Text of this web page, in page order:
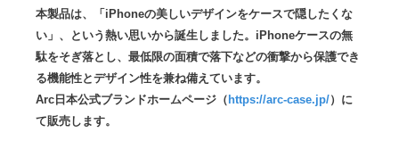
本製品は、「iPhoneの美しいデザインをケースで隠したくな
い」、という熱い思いから誕生しました。iPhoneケースの無
駄をそぎ落とし、最低限の面積で落下などの衝撃から保護でき
る機能性とデザイン性を兼ね備えています。
Arc日本公式ブランドホームページ（ https://arc-case.jp/）に
て販売します。